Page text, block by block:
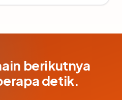
berikutnya
detik.